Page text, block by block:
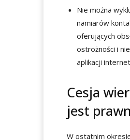
Nie można
namiarów
oferujących
ostrożności i
aplikacji
Cesja
jest
W ostatnim